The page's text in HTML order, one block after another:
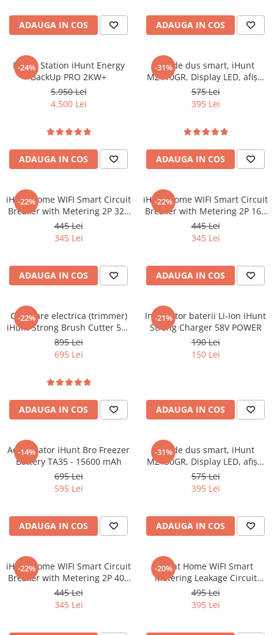
Telefoane Mobile Doogee
Produse Hotwav
Telefoane Mobile Hotwav
Produse Unihertz
Tablete Unihertz
Telefoane Mobile Blackview
Casti Audio Blackview
Produse Fossibot
Telefoane Mobile Fossibot
Produse Oukitel
Telefoane Mobile Oukitel
ENERGIE
Gift Card EV
STATII DE INCARCARE EV
Profesionale
ADAUGA IN COS ADAUGA IN COS
-24%
Power Station iHunt Energy
BackUp PRO 2KW+
5.950 Lei
4.500 Lei
ADAUGA IN COS
-31%
Set de dus smart, iHunt
MZ110GR, Display LED, afișaj
digital, 4 moduri de curgere,
ajustabil
575 Lei
395 Lei
ADAUGA IN COS
-22%
iHunt Home WIFI Smart Circuit
Breaker with Metering 2P 32A
- Siguranta automata
inteligenta cu contorizare
445 Lei
345 Lei
ADAUGA IN COS
-22%
iHunt Home WIFI Smart Circuit
Breaker with Metering 2P 16A
- Siguranta automata
inteligenta cu contorizare
445 Lei
345 Lei
ADAUGA IN COS
-22%
Cositoare electrica (trimmer)
iHunt Strong Brush Cutter 58V
Power
895 Lei
695 Lei
ADAUGA IN COS
-21%
Incarcator baterii Li-Ion iHunt
Strong Charger 58V POWER
190 Lei
150 Lei
ADAUGA IN COS
-14%
Acumulator iHunt Bro Freezer
Battery TA35 - 15600 mAh
695 Lei
595 Lei
ADAUGA IN COS
-31%
Set de dus smart, iHunt
MZ130GR, Display LED, afișaj
digital, 4 moduri de curgere,
ajustabil
575 Lei
395 Lei
ADAUGA IN COS
-22%
iHunt Home WIFI Smart Circuit
Breaker with Metering 2P 40A
- Siguranta automata
inteligenta cu contorizare
445 Lei
345 Lei
-20%
iHunt Home WIFI Smart
Metering Leakage Circuit
Breaker 2P 32A - Siguranta
automata inteligenta cu
495 Lei
395 Lei